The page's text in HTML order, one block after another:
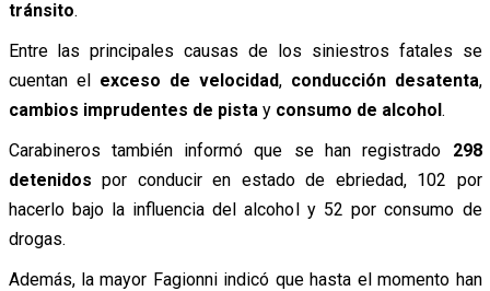
tránsito.
Entre las principales causas de los siniestros fatales se
cuentan el exceso de velocidad, conducción desatenta,
cambios imprudentes de pista y consumo de alcohol.
Carabineros también informó que se han registrado 298
detenidos por conducir en estado de ebriedad, 102 por
hacerlo bajo la influencia del alcohol y 52 por consumo de
drogas.
Además, la mayor Fagionni indicó que hasta el momento han